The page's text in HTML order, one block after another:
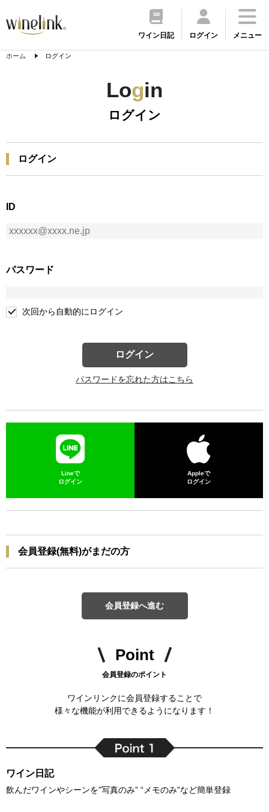
ワイン日記 ログイン メニュー
ホーム ログイン
Login
ログイン
ログイン
ID
パスワード
次回から自動的にログイン
ログイン
パスワードを忘れた方はこちら
Lineで
ログイン
Appleで
ログイン
会員登録(無料)がまだの方
会員登録へ進む
Point
会員登録のポイント
ワインリンクに会員登録することで
様々な機能が利用できるようになります！
ワイン日記
飲んだワインやシーンを”写真のみ” “メモのみ”など簡単登録